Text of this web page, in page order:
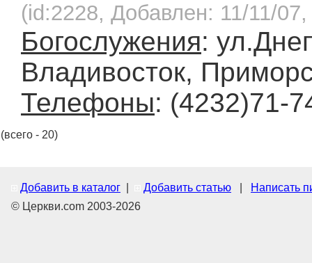
(id:2228, Добавлен: 11/11/
Богослужения:
Владивосток,
Телефоны: (4232)71-
(всего - 20)
Добавить в каталог Добавить статью
Написать
© Церкви.com 2003-2026